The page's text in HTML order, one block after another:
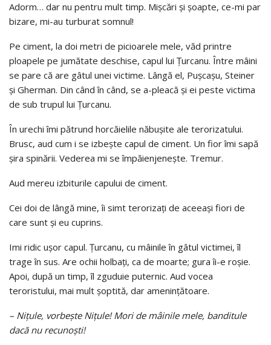
Adorm… dar nu pentru mult timp. Mişcări şi şoap­te, ce-mi par
bizare, mi-au turburat somnul!
Pe ciment, la doi metri de picioarele mele, văd prin­tre
ploapele pe jumătate deschise, capul lui Ţurcanu. Între mâini
se pare că are gâtul unei victime. Lângă el, Puşcaşu, Steiner
şi Gherman. Din când în când, se a-pleacă şi ei peste victima
de sub trupul lui Ţurcanu.
În urechi îmi pătrund horcăielile năbuşite ale tero­rizatului.
Brusc, aud cum i se izbeşte capul de ciment. Un fior îmi sapă
şira spinării. Vederea mi se împăien­jeneşte. Tremur.
Aud mereu izbiturile capului de ciment.
Cei doi de lângă mine, îi simt terorizaţi de aceeaşi fiori de
care sunt şi eu cuprins.
Imi ridic uşor capul. Ţurcanu, cu mâinile în gâtul victimei, îl
trage în sus. Are ochii holbaţi, ca de moarte; gura îi-e roşie.
Apoi, după un timp, îl zguduie puternic. Aud vocea
teroristului, mai mult şoptită, dar amenin­ţătoare.
– Niţule, vorbeşte Niţule! Mori de mâinile mele, banditule
dacă nu recunoşti!